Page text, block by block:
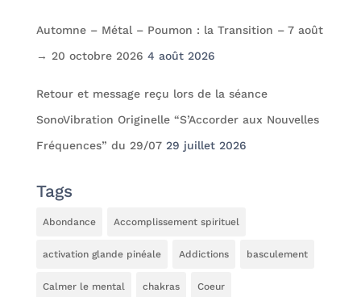
Automne – Métal – Poumon : la Transition – 7 août
→ 20 octobre 2026 4 août 2026
Retour et message reçu lors de la séance
SonoVibration Originelle “S’Accorder aux Nouvelles
Fréquences” du 29/07 29 juillet 2026
Tags
Abondance Accomplissement spirituel
activation glande pinéale Addictions basculement
Calmer le mental chakras Coeur